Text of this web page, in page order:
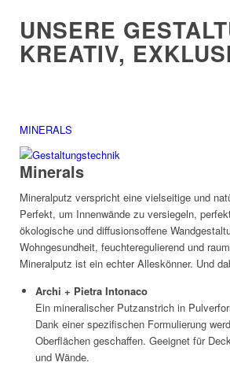
UNSERE
KREATIV,
MINERALS
Minerals
Mineralputz verspricht eine vielseitige und
Perfekt, um Innenwände zu versiegeln,
ökologische und diffusionsoffene
Wohngesundheit, feuchteregulierend und
Mineralputz ist ein echter Alleskönner. Und
Archi + Pietra Intonaco
Ein mineralischer Putzanstrich in
Dank einer spezifischen Formulierung
Oberflächen geschaffen. Geeignet für
und Wände.